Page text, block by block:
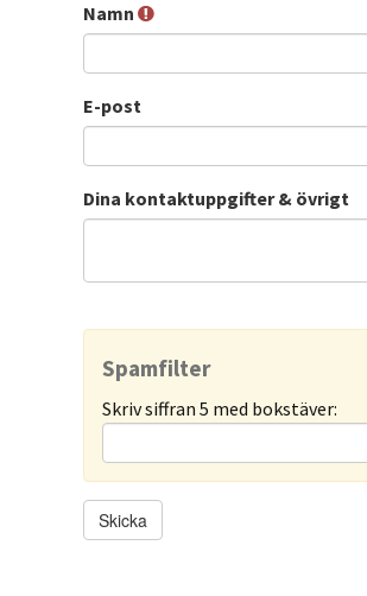
Namn
E-post
Dina kontaktuppgifter & övrigt
Spamfilter
Skriv siffran 5 med bokstäver: